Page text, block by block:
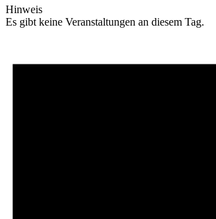
Hinweis
Es gibt keine Veranstaltungen an diesem Tag.